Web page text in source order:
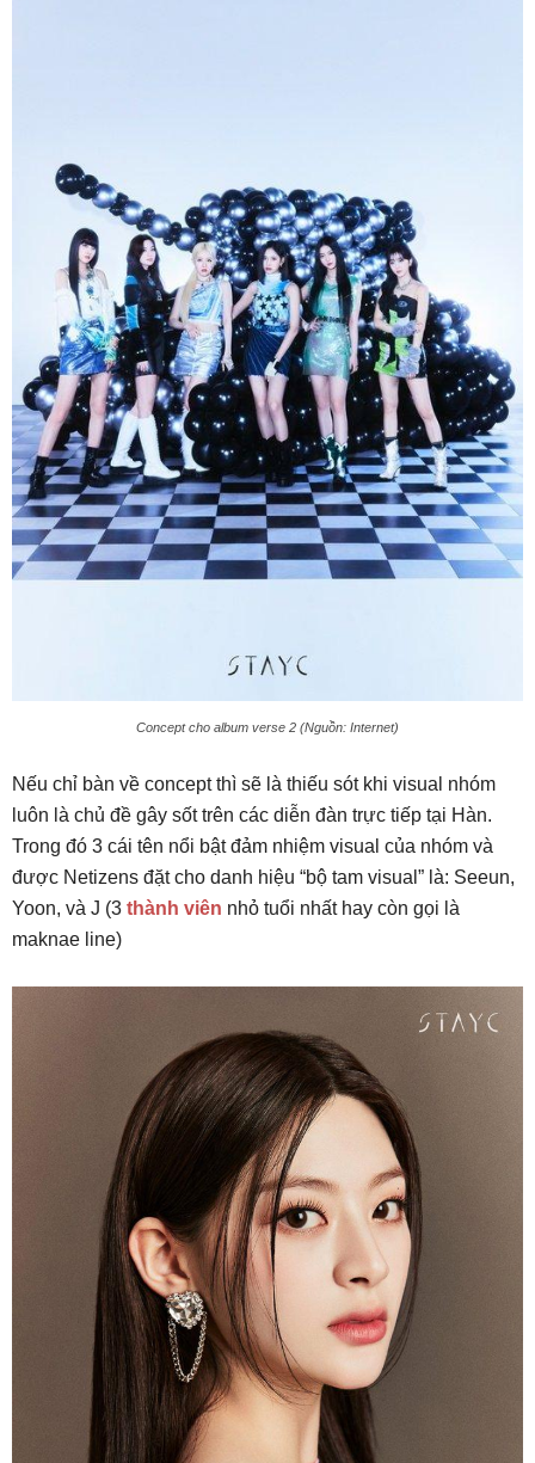
Concept cho album verse 2 (Nguồn: Internet)
Nếu chỉ bàn về concept thì sẽ là thiếu sót khi visual nhóm
luôn là chủ đề gây sốt trên các diễn đàn trực tiếp tại Hàn.
Trong đó 3 cái tên nổi bật đảm nhiệm visual của nhóm và
được Netizens đặt cho danh hiệu “bộ tam visual” là: Seeun,
Yoon, và J (3 thành viên nhỏ tuổi nhất hay còn gọi là
maknae line)